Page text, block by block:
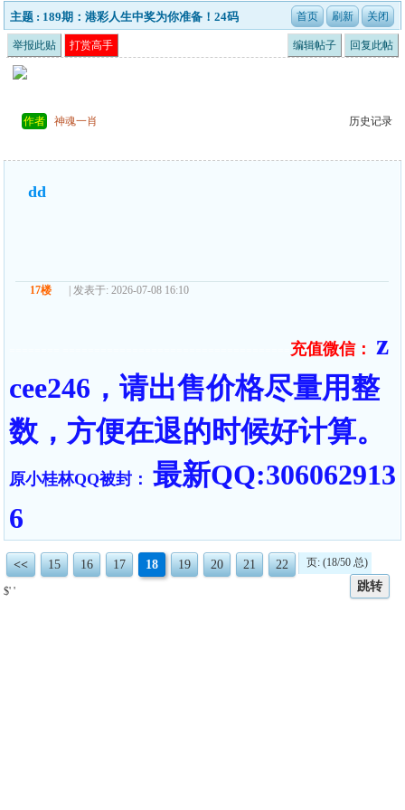
主题 : 189期：港彩人生中奖为你准备！24码
举报此贴 打赏高手 编辑帖子 回复此帖
作者 神魂一肖 历史记录
dd
17楼 | 发表于: 2026-07-08 16:10
充值微信：
z
cee246，请出售价格尽量用整
数，方便在退的时候好计算。
原小桂林QQ被封： 最新QQ:306062913
6
<< 15 16 17 18 19 20 21 22 页: (18/50 总)
跳转
$' '